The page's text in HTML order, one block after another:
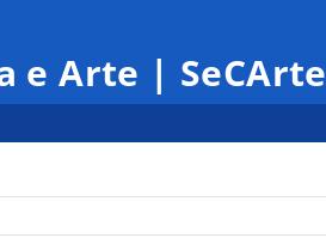
e Arte | SeCArte